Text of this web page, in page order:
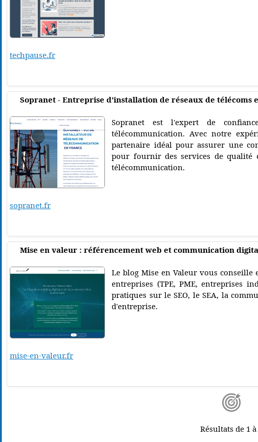
techpause.fr
Sopranet - Entreprise d'installation de réseaux de télécoms
Sopranet est l'expert de
télécommunication. Avec notre
partenaire idéal pour assurer une
pour fournir des services de qualité
télécommunication.
sopranet.fr
Mise en valeur : référencement web et communication
Le blog Mise en Valeur vous
entreprises (TPE, PME, entreprises
pratiques sur le SEO, le SEA, la
d'entreprise.
mise-en-valeur.fr
Résultats de 1 à